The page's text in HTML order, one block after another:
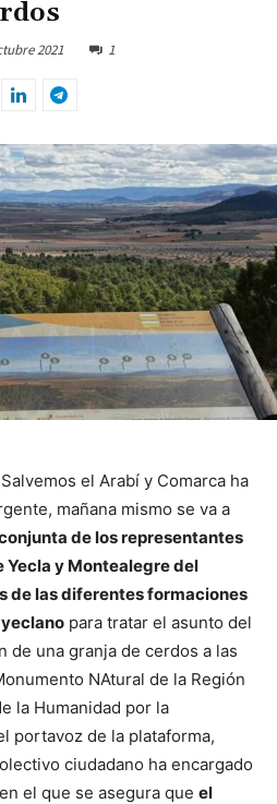
2021 1
el Arabí y Comarca ha
mañana mismo se va a
de los representantes
Yecla y Montealegre del
de las diferentes formaciones
para tratar el asunto del
de una granja de cerdos a las
NAtural de la Región
la Humanidad por la
portavoz de la plataforma,
ciudadano ha encargado
el que se asegura que el